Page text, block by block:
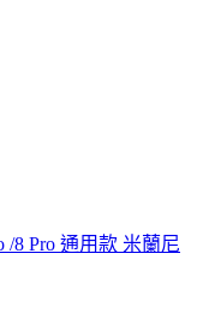
/8 Pro 通用款 米蘭尼